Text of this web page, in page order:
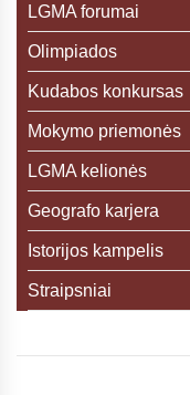
LGMA forumai
Olimpiados
Kudabos konkursas
Mokymo priemonės
LGMA kelionės
Geografo karjera
Istorijos kampelis
Straipsniai